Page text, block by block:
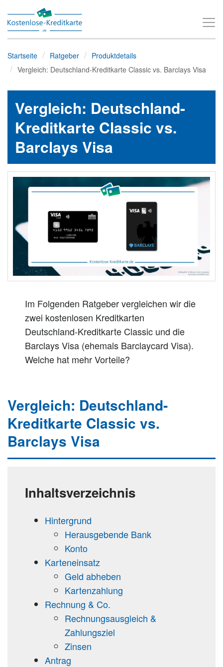
T
o
e
g
a
Startseite Ratgeber
Produktdetails
Vergleich: Deutschland-Kreditkarte Classic vs. Barclays Visa
Vergleich: Deutschland-
Kreditkarte Classic vs.
Barclays Visa
Im Folgenden Ratgeber vergleichen wir die
zwei kostenlosen Kreditkarten
Deutschland-Kreditkarte Classic und die
Barclays Visa (ehemals Barclaycard Visa).
Welche hat mehr Vorteile?
Vergleich: Deutschland-
Kreditkarte Classic vs.
Barclays Visa
Inhaltsverzeichnis
Hintergrund
Herausgebende Bank
Konto
Karteneinsatz
Geld abheben
Kartenzahlung
Rechnung & Co.
Rechnungsausgleich &
Zahlungsziel
Zinsen
Antrag